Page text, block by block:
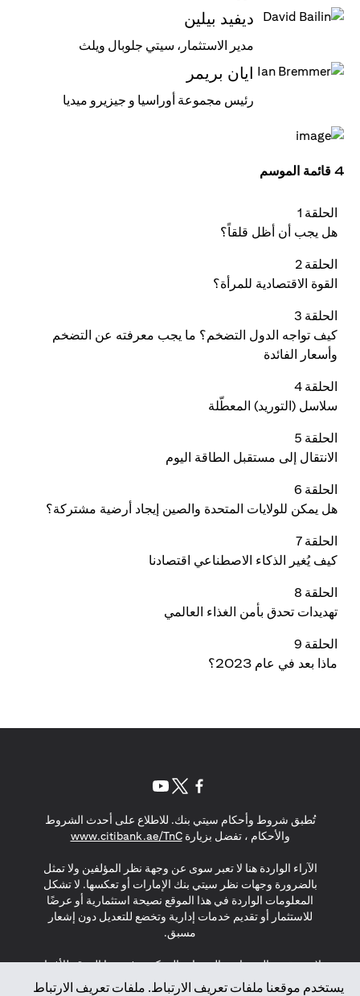
ديفيد بيلين
مدير الاستثمار، سيتي جلوبال ويلث
ايان بريمر
رئيس مجموعة أوراسيا و جيزيرو ميديا
4 قائمة الموسم
الحلقة 1
هل يجب أن أظل قلقاً؟
الحلقة 2
القوة الاقتصادية للمرأة؟
الحلقة 3
كيف تواجه الدول التضخم؟ ما يجب معرفته عن التضخم
وأسعار الفائدة
الحلقة 4
سلاسل (التوريد) المعطّلة
الحلقة 5
الانتقال إلى مستقبل الطاقة اليوم
الحلقة 6
هل يمكن للولايات المتحدة والصين إيجاد أرضية مشتركة؟
الحلقة 7
كيف يُغير الذكاء الاصطناعي اقتصادنا
الحلقة 8
تهديدات تحدق بأمن الغذاء العالمي
الحلقة 9
ماذا بعد في عام 2023؟
يستخدم موقعنا ملفات تعريف الارتباط. ملفات تعريف الارتباط
تُطبق شروط وأحكام سيتي بنك. للاطلاع على أحدث الشروط
والأحكام ، تفضل بزيارةwww.citibank.ae/TnC
(opens in a new tab)
الآراء الواردة هنا لا تعبر سوى عن وجهة نظر المؤلفين ولا تمثل
بالضرورة وجهات نظر سيتي بنك الإمارات أو تعكسها. لا تشكل
المعلومات الواردة في هذا الموقع نصيحة استثمارية أو عرضًا
للاستثمار أو تقديم خدمات إدارية وتخضع للتعديل دون إشعار
مسبق.
لا يتم تقديم المنتجات والخدمات المذكورة في هذا الموقع للأفراد
المقيمين في الاتحاد الأوروبي أو المنطقة الاقتصادية الأوروبية أو